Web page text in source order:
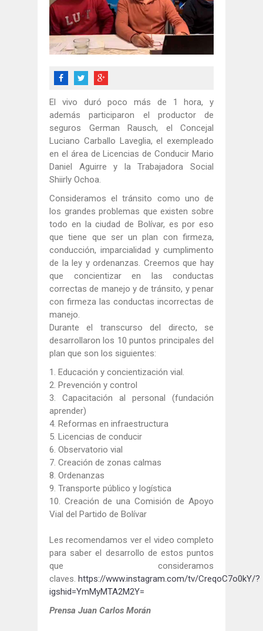
El vivo duró poco más de 1 hora, y
además participaron el productor de
seguros German Rausch, el Concejal
Luciano Carballo Laveglia, el exempleado
en el área de Licencias de Conducir Mario
Daniel Aguirre y la Trabajadora Social
Shiirly Ochoa.
Consideramos el tránsito como uno de
los grandes problemas que existen sobre
todo en la ciudad de Bolívar, es por eso
que tiene que ser un plan con firmeza,
conducción, imparcialidad y cumplimento
de la ley y ordenanzas. Creemos que hay
que concientizar en las conductas
correctas de manejo y de tránsito, y penar
con firmeza las conductas incorrectas de
manejo.
Durante el transcurso del directo, se
desarrollaron los 10 puntos principales del
plan que son los siguientes:
1. Educación y concientización vial.
2. Prevención y control
3. Capacitación al personal (fundación
aprender)
4. Reformas en infraestructura
5. Licencias de conducir
6. Observatorio vial
7. Creación de zonas calmas
8. Ordenanzas
9. Transporte público y logística
10. Creación de una Comisión de Apoyo
Vial del Partido de Bolívar
Les recomendamos ver el video completo
para saber el desarrollo de estos puntos
que consideramos
claves. https://www.instagram.com/tv/CreqoC7o0kY/?
igshid=YmMyMTA2M2Y=
Prensa Juan Carlos Morán